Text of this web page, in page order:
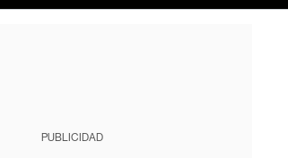
PUBLICIDAD